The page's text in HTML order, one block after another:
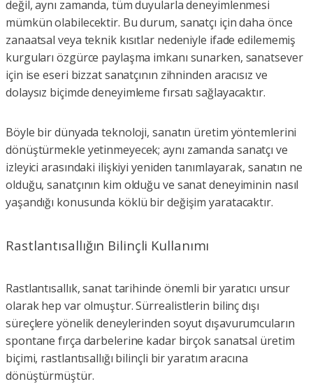
değil, aynı zamanda, tüm duyularla deneyimlenmesi
mümkün olabilecektir. Bu durum, sanatçı için daha önce
zanaatsal veya teknik kısıtlar nedeniyle ifade edilememiş
kurguları özgürce paylaşma imkanı sunarken, sanatsever
için ise eseri bizzat sanatçının zihninden aracısız ve
dolaysız biçimde deneyimleme fırsatı sağlayacaktır.
Böyle bir dünyada teknoloji, sanatın üretim yöntemlerini
dönüştürmekle yetinmeyecek; aynı zamanda sanatçı ve
izleyici arasındaki ilişkiyi yeniden tanımlayarak, sanatın ne
olduğu, sanatçının kim olduğu ve sanat deneyiminin nasıl
yaşandığı konusunda köklü bir değişim yaratacaktır.
Rastlantısallığın Bilinçli Kullanımı
Rastlantısallık, sanat tarihinde önemli bir yaratıcı unsur
olarak hep var olmuştur. Sürrealistlerin bilinç dışı
süreçlere yönelik deneylerinden soyut dışavurumcuların
spontane fırça darbelerine kadar birçok sanatsal üretim
biçimi, rastlantısallığı bilinçli bir yaratım aracına
dönüştürmüştür.